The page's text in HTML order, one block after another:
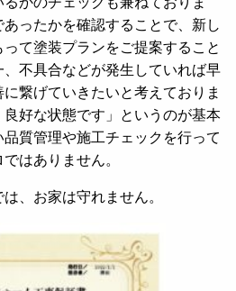
ったかを確認することで、新し
て塗装プランをご提案すること
不具合などが発生していれば早
繋げていきたいと考えておりま
好な状態です」というのが基本
質管理や施工チェックを行って
はありません。
、お家は守れません。